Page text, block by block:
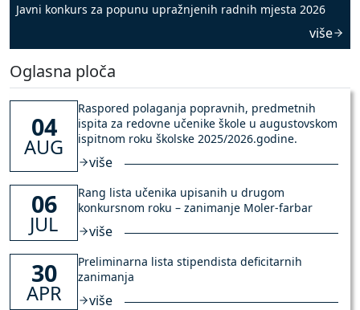
Javni konkurs za popunu upražnjenih radnih mjesta 2026
više
Oglasna ploča
04
AUG
Raspored polaganja popravnih, predmetnih
ispita za redovne učenike škole u augustovskom
ispitnom roku školske 2025/2026.godine.
više
06
JUL
Rang lista učenika upisanih u drugom
konkursnom roku – zanimanje Moler-farbar
više
30
APR
Preliminarna lista stipendista deficitarnih
zanimanja
više